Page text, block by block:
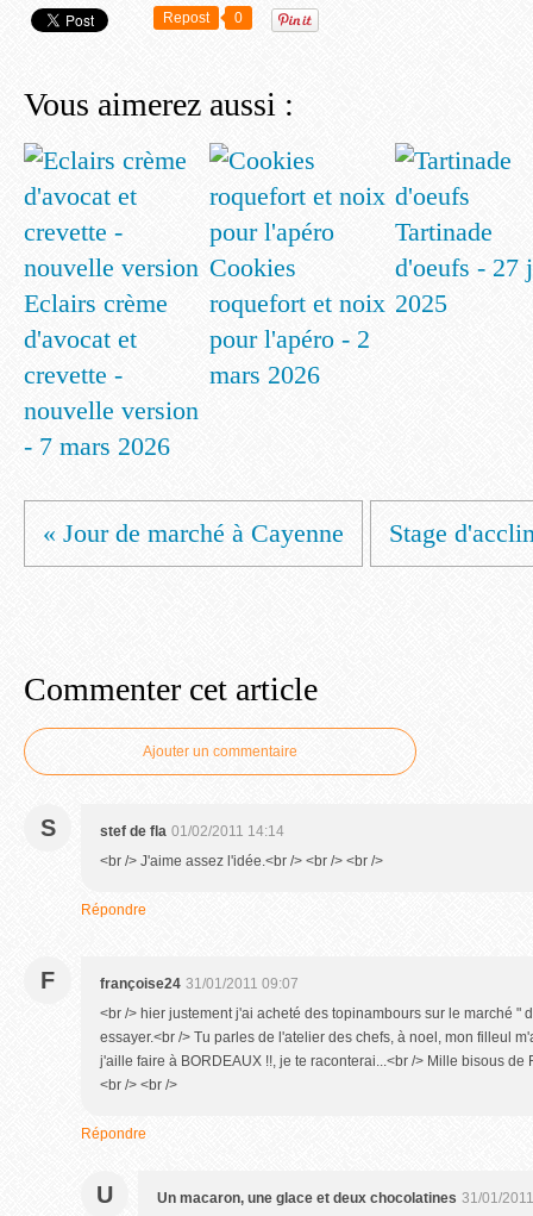
Repost 0
Vous aimerez aussi :
Eclairs crème
d'avocat et
crevette -
nouvelle version
- 7 mars 2026
Cookies
roquefort et noix
pour l'apéro - 2
mars 2026
Tartinade
d'oeufs - 27
2025
« Jour de marché à Cayenne Stage
Commenter cet article
Ajouter un commentaire
S stef de fla 01/02/2011 14:14
<br /> J'aime assez l'idée.<br /> <br /> <br />
Répondre
F françoise24 31/01/2011 09:07
<br /> hier justement j'ai acheté des topinambours sur le marché "
essayer.<br /> Tu parles de l'atelier des chefs, à noel, mon filleul
j'aille faire à BORDEAUX !!, je te raconterai...<br /> Mille bisous de
<br /> <br />
Répondre
U Un macaron, une glace et deux chocolatines 31/01/